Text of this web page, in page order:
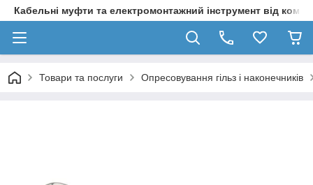
Кабельні муфти та електромонтажний інструмент від
Товари та послуги Опресовування гільз і наконечників